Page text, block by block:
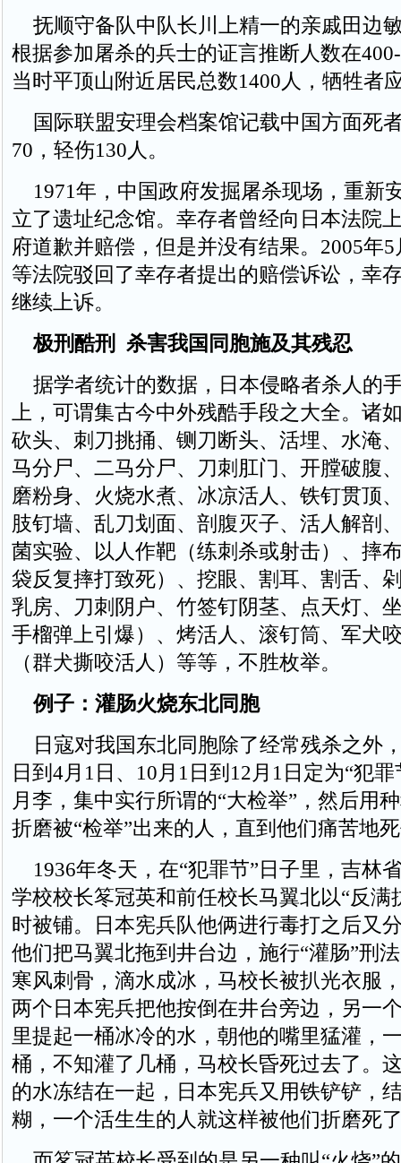
抚顺守备队中队长川上精一的亲戚田边
根据参加屠杀的兵士的证言推断人数在
当时平顶山附近居民总数1400人，牺牲者
国际联盟安理会档案馆记载中国方面死
70，轻伤130人。
1971年，中国政府发掘屠杀现场，重新
立了遗址纪念馆。幸存者曾经向日本法院
府道歉并赔偿，但是并没有结果。2005年
等法院驳回了幸存者提出的赔偿诉讼，幸
继续上诉。
极刑酷刑 杀害我国同胞施及其残忍
据学者统计的数据，日本侵略者杀人的
上，可谓集古今中外残酷手段之大全。诸
砍头、刺刀挑捅、铡刀断头、活埋、水淹
马分尸、二马分尸、刀刺肛门、开膛破腹
磨粉身、火烧水煮、冰凉活人、铁钉贯顶
肢钉墙、乱刀划面、剖腹灭子、活人解剖
菌实验、以人作靶（练刺杀或射击）、摔
袋反复摔打致死）、挖眼、割耳、割舌、
乳房、刀刺阴户、竹签钉阴茎、点天灯、
手榴弹上引爆）、烤活人、滚钉筒、军犬
（群犬撕咬活人）等等，不胜枚举。
例子：灌肠火烧东北同胞
日寇对我国东北同胞除了经常残杀之外
日到4月1日、10月1日到12月1日定为“犯
月李，集中实行所谓的“大检举”，然后用
折磨被“检举”出来的人，直到他们痛苦地
1936年冬天，在“犯罪节”日子里，吉林
学校校长笗冠英和前任校长马翼北以“反满
时被铺。日本宪兵队他俩进行毒打之后又
他们把马翼北拖到井台边，施行“灌肠”刑
寒风刺骨，滴水成冰，马校长被扒光衣服
两个日本宪兵把他按倒在井台旁边，另一
里提起一桶冰冷的水，朝他的嘴里猛灌，
桶，不知灌了几桶，马校长昏死过去了。
的水冻结在一起，日本宪兵又用铁铲铲，
糊，一个活生生的人就这样被他们折磨死